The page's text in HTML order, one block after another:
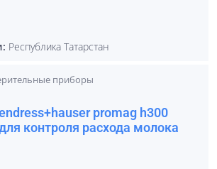
Республика Татарстан
приборы
promag h300
контроля расхода молока